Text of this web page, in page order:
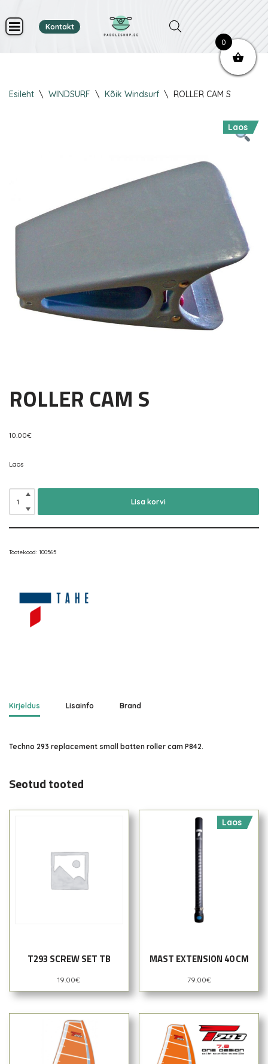
Skip
content
Kontakt
Esileht \ WINDSURF \ Kõik Windsurf \ ROLLER CAM S
Laos
ROLLER CAM S
10.00€
Laos
Lisa korvi
Tootekood: 100565
Kirjeldus Lisainfo Brand
Techno 293 replacement small batten roller cam P842.
Seotud tooted
T293 SCREW SET TB
19.00€
Laos
MAST EXTENSION 40 CM
79.00€
0